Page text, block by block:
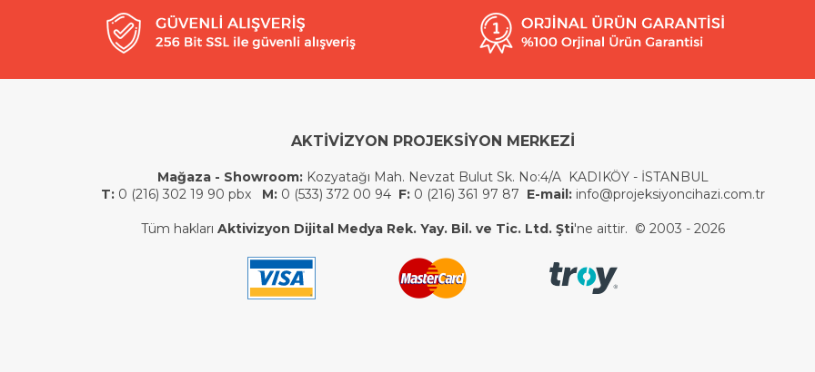
AKTİVİZYON PROJEKSİYON MERKEZİ
Mağaza - Showroom:Kozyatağı Mah. Nevzat Bulut Sk. No:4/A KADIKÖY - İSTANBUL
T:0 (216) 302 19 90 pbx M:0 (533) 372 00 94 F:0 (216) 361 97 87 E-mail:info@projeksiyoncihazi.com.tr
Tüm hakları Aktivizyon Dijital Medya Rek. Yay. Bil. ve Tic. Ltd. Şti'ne aittir. © 2003 - 2026